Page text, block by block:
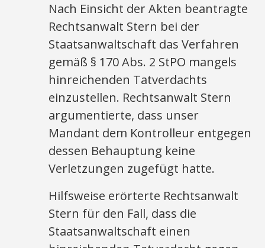
Nach Einsicht der Akten beantragte
Rechtsanwalt Stern bei der
Staatsanwaltschaft das Verfahren
gemäß § 170 Abs. 2 StPO mangels
hinreichenden Tatverdachts
einzustellen. Rechtsanwalt Stern
argumentierte, dass unser
Mandant dem Kontrolleur entgegen
dessen Behauptung keine
Verletzungen zugefügt hatte.
Hilfsweise erörterte Rechtsanwalt
Stern für den Fall, dass die
Staatsanwaltschaft einen